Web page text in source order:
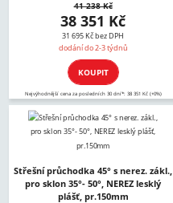
41 238 Kč
38 351 Kč
31 695 Kč bez DPH
dodání do 2-3 týdnů
KOUPIT
Nejvýhodnější cena za posledních 30 dní*: 38 351 Kč (+0%)
Střešní průchodka 45° s nerez. zákl.,
pro sklon 35°- 50°, NEREZ lesklý
plášť, pr.150mm